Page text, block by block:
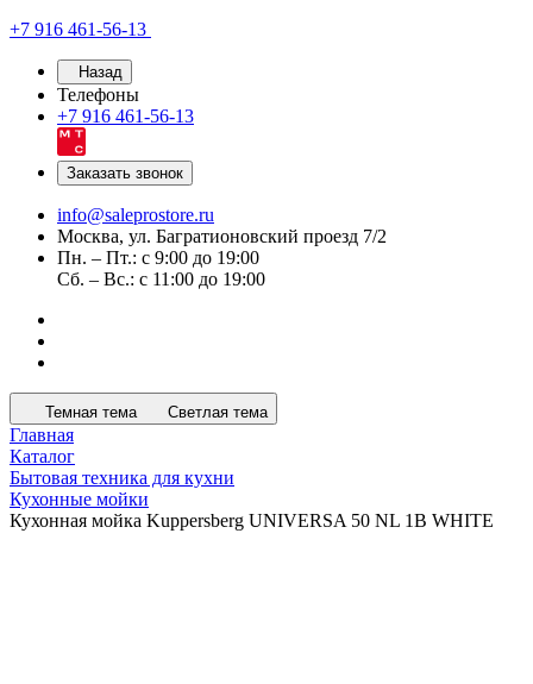
+7 916 461-56-13
Назад
Телефоны
+7 916 461-56-13
Заказать звонок
info@saleprostore.ru
Москва, ул. Багратионовский проезд 7/2
Пн. – Пт.: с 9:00 до 19:00
Сб. – Вс.: с 11:00 до 19:00
Темная тема Светлая тема
Главная
Каталог
Бытовая техника для кухни
Кухонные мойки
Кухонная мойка Kuppersberg UNIVERSA 50 NL 1B WHITE